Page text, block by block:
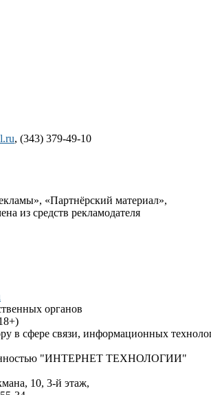
, (343) 379-49-10
«Партнёрский материал»,
из средств рекламодателя
органов
в сфере связи, информационных
"ИНТЕРНЕТ ТЕХНОЛОГИИ"
10, 3-й этаж,